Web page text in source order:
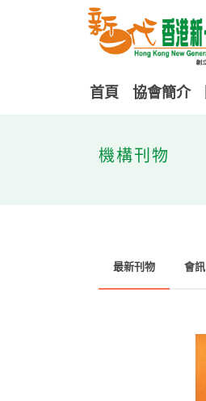
首頁 協會簡介
機構刊物
最新刊物 會訊